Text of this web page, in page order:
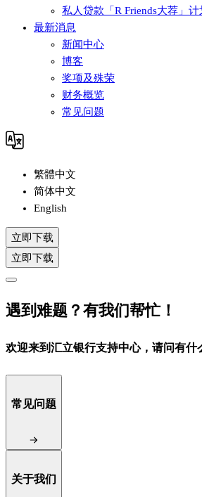
私人贷款「R Friends大荐」计
最新消息
新闻中心
博客
奖项及殊荣
财务概览
常见问题
繁體中文
简体中文
English
立即下载
立即下载
遇到难题？有我们帮忙！
欢迎来到汇立银行支持中心，请问有什
常见问题
关于我们